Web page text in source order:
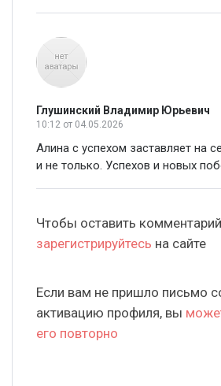
Глушинский Владимир Юрьевич
10:12 от 04.05.2026
Алина с успехом заставляет на
и не только. Успехов и новых
Чтобы оставить комментарий
зарегистрируйтесь на сайте
Если вам не пришло письмо
активацию профиля, вы
его повторно